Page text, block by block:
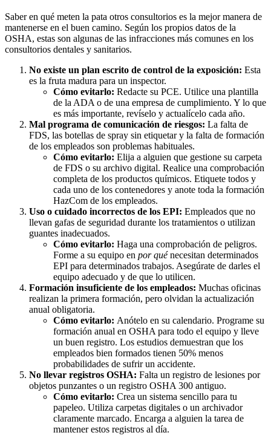
Saber en qué meten la pata otros consultorios es la mejor manera de
mantenerse en el buen camino. Según los propios datos de la
OSHA, estas son algunas de las infracciones más comunes en los
consultorios dentales y sanitarios.
No existe un plan escrito de control de la exposición: Esta
es la fruta madura para un inspector.
Cómo evitarlo: Redacte su PCE. Utilice una plantilla
de la ADA o de una empresa de cumplimiento. Y lo que
es más importante, revíselo y actualícelo cada año.
Mal programa de comunicación de riesgos: La falta de
FDS, las botellas de spray sin etiquetar y la falta de formación
de los empleados son problemas habituales.
Cómo evitarlo: Elija a alguien que gestione su carpeta
de FDS o su archivo digital. Realice una comprobación
completa de los productos químicos. Etiquete todos y
cada uno de los contenedores y anote toda la formación
HazCom de los empleados.
Uso o cuidado incorrectos de los EPI: Empleados que no
llevan gafas de seguridad durante los tratamientos o utilizan
guantes inadecuados.
Cómo evitarlo: Haga una comprobación de peligros.
Forme a su equipo en por quénecesitan determinados
EPI para determinados trabajos. Asegúrate de darles el
equipo adecuado y de que lo utilicen.
Formación insuficiente de los empleados: Muchas oficinas
realizan la primera formación, pero olvidan la actualización
anual obligatoria.
Cómo evitarlo: Anótelo en su calendario. Programe su
formación anual en OSHA para todo el equipo y lleve
un buen registro. Los estudios demuestran que los
empleados bien formados tienen 50% menos
probabilidades de sufrir un accidente.
No llevar registros OSHA: Falta un registro de lesiones por
objetos punzantes o un registro OSHA 300 antiguo.
Cómo evitarlo: Crea un sistema sencillo para tu
papeleo. Utiliza carpetas digitales o un archivador
claramente marcado. Encarga a alguien la tarea de
mantener estos registros al día.